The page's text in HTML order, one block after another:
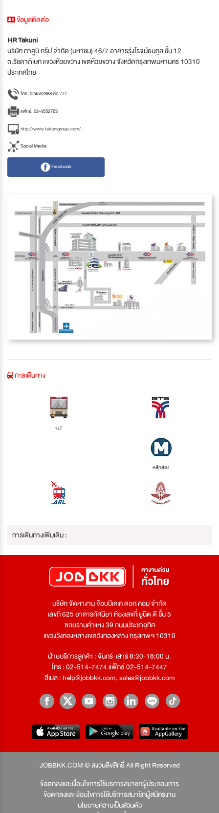
ข้อมูลติดต่อ
HR Takuni
บริษัท ทาคูนิ กรุ๊ป จำกัด (มหาชน) 46/7 อาคารรุ่งโรจน์ธนกุล ชั้น 12
ถ.รัชดาภิเษก แขวงห้วยขวาง เขตห้วยขวาง จังหวัดกรุงเทพมหานคร 10310
ประเทศไทย
โทร. 024552888 ต่อ 777
แฟกซ์. 02-4552763
http://www.takunigroup.com/
Social Media
Facebook
การเดินทาง
147
หลักสอง
การเดินทางเพิ่มเติม :
บริษัท จัดหางาน จ๊อบบีเคเค ดอท คอม จำกัด
เลขที่ 625 อาคารทัศนียา ห้องเลขที่ ยูนิต ดี ชั้น 5
ซอยรามคำแหง 39 ถนนประชาอุทิศ
แขวงวังทองหลางเขตวังทองหลาง กรุงเทพฯ 10310
ฝ่ายบริการลูกค้า : จันทร์-เสาร์ 8:30-18:00 น.
โทร : 02-514-7474 แฟ็กซ์ 02-514-7447
อีเมล :help@jobbkk.com,sales@jobbkk.com
JOBBKK.COM © สงวนลิขสิทธิ์ All Right Reserved
ข้อตกลงและเงื่อนไขการใช้บริการสมาชิกผู้ประกอบการ
ข้อตกลงและเงื่อนไขการใช้บริการสมาชิกผู้สมัครงาน
นโยบายความเป็นส่วนตัว